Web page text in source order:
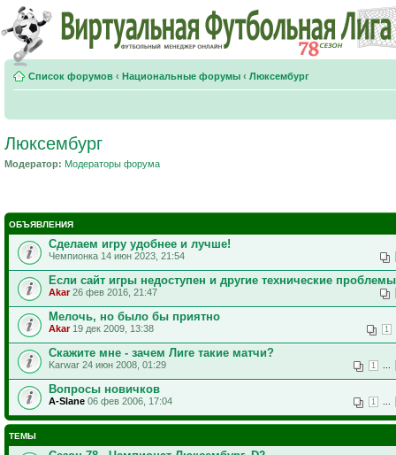
Список форумов ‹ Национальные форумы ‹ Люксембург
Люксембург
Модератор: Модераторы форума
ОБЪЯВЛЕНИЯ
Сделаем игру удобнее и лучше!
Чемпионка 14 июн 2023, 21:54
Если сайт игры недоступен и другие технические проблемы
Akar26 фев 2016, 21:47
Мелочь, но было бы приятно
1
Akar19 дек 2009, 13:38
Скажите мне - зачем Лиге такие матчи?
1
Karwar 24 июн 2008, 01:29
Вопросы новичков
1
A-Slane 06 фев 2006, 17:04
ТЕМЫ